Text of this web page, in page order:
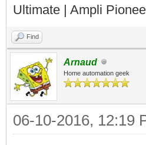
Ultimate | Ampli
Find
Arnaud
Home automation geek
06-10-2016, 12:19